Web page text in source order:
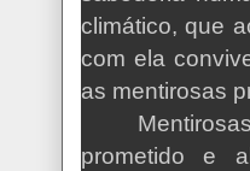
climático, que
com ela
as mentirosas
prometido e